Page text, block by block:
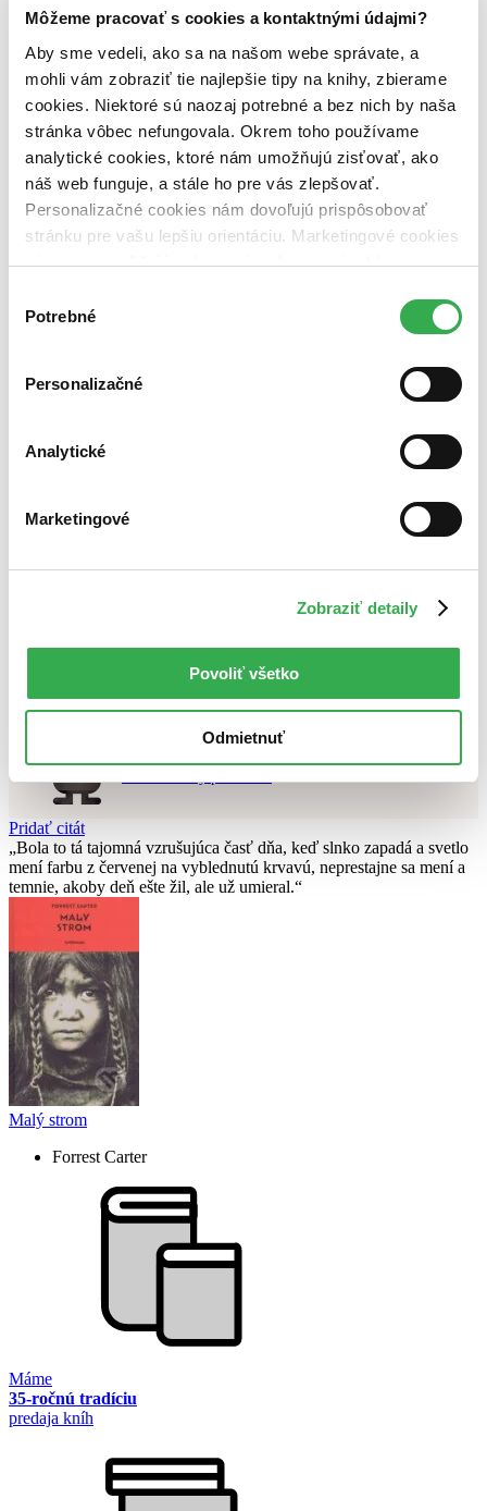
Môžeme pracovať s cookies a kontaktnými údajmi?
Aby sme vedeli, ako sa na našom webe správate, a
mohli vám zobraziť tie najlepšie tipy na knihy, zbierame
cookies. Niektoré sú naozaj potrebné a bez nich by naša
stránka vôbec nefungovala. Okrem toho používame
analytické cookies, ktoré nám umožňujú zisťovať, ako
náš web funguje, a stále ho pre vás zlepšovať.
Personalizačné cookies nám dovoľujú prispôsobovať
stránku pre vašu lepšiu orientáciu. Marketingové cookies
nám zas umožňujú zobrazenie relevantnej reklamy.
nám pomohlo, keby sme mohli používať všetky tieto
súhlasu
Potrebné
Personalizačné
Analytické
Marketingové
Zobraziť detaily
Povoliť všetko
Odmietnuť
dostupná (bez vypredaných) (0 titulov)dostupná (bez
vypredaných)
Nové / čítané
nová (0 titulov)nová
čítaná (0 titulov)čítaná
čítaná - výborný stav (0 titulov)čítaná - výborný stav
čítaná - mierne opotrebovaná (0 titulov)
čítaná - mierne
opotrebovaná
čítané verzie vypredaných kníh (0 titulov)čítané verzie
vypredaných kníh
Zoradiť
Top hodnotené
Novinky
Najvyššia zľava
Chcete poradiť knihu?
Pridať citát
Bola to tá tajomná vzrušujúca časť dňa, keď slnko zapadá a svetlo
mení farbu z červenej na vyblednutú krvavú, neprestajne sa mení a
temnie, akoby deň ešte žil, ale už umieral.
Malý strom
Forrest Carter
Máme
35-ročnú tradíciu
predaja kníh